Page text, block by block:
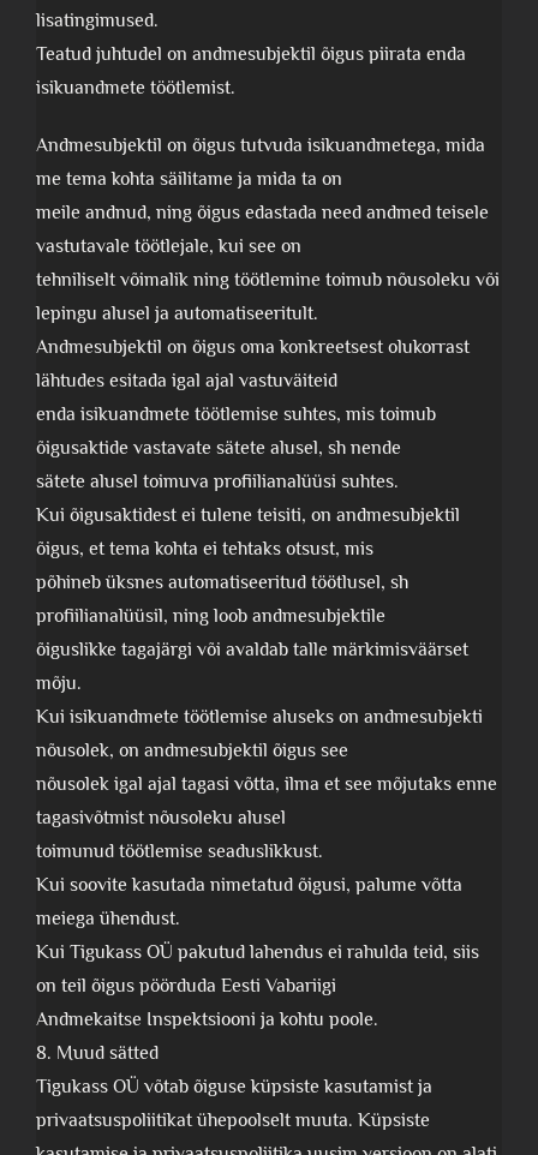
lisatingimused.
Teatud juhtudel on andmesubjektil õigus piirata enda
isikuandmete töötlemist.
Andmesubjektil on õigus tutvuda isikuandmetega, mida
me tema kohta säilitame ja mida ta on
meile andnud, ning õigus edastada need andmed teisele
vastutavale töötlejale, kui see on
tehniliselt võimalik ning töötlemine toimub nõusoleku või
lepingu alusel ja automatiseeritult.
Andmesubjektil on õigus oma konkreetsest olukorrast
lähtudes esitada igal ajal vastuväiteid
enda isikuandmete töötlemise suhtes, mis toimub
õigusaktide vastavate sätete alusel, sh nende
sätete alusel toimuva profiilianalüüsi suhtes.
Kui õigusaktidest ei tulene teisiti, on andmesubjektil
õigus, et tema kohta ei tehtaks otsust, mis
põhineb üksnes automatiseeritud töötlusel, sh
profiilianalüüsil, ning loob andmesubjektile
õiguslikke tagajärgi või avaldab talle märkimisväärset
mõju.
Kui isikuandmete töötlemise aluseks on andmesubjekti
nõusolek, on andmesubjektil õigus see
nõusolek igal ajal tagasi võtta, ilma et see mõjutaks enne
tagasivõtmist nõusoleku alusel
toimunud töötlemise seaduslikkust.
Kui soovite kasutada nimetatud õigusi, palume võtta
meiega ühendust.
Kui Tigukass OÜ pakutud lahendus ei rahulda teid, siis
on teil õigus pöörduda Eesti Vabariigi
Andmekaitse Inspektsiooni ja kohtu poole.
8. Muud sätted
Tigukass OÜ võtab õiguse küpsiste kasutamist ja
privaatsuspoliitikat ühepoolselt muuta. Küpsiste